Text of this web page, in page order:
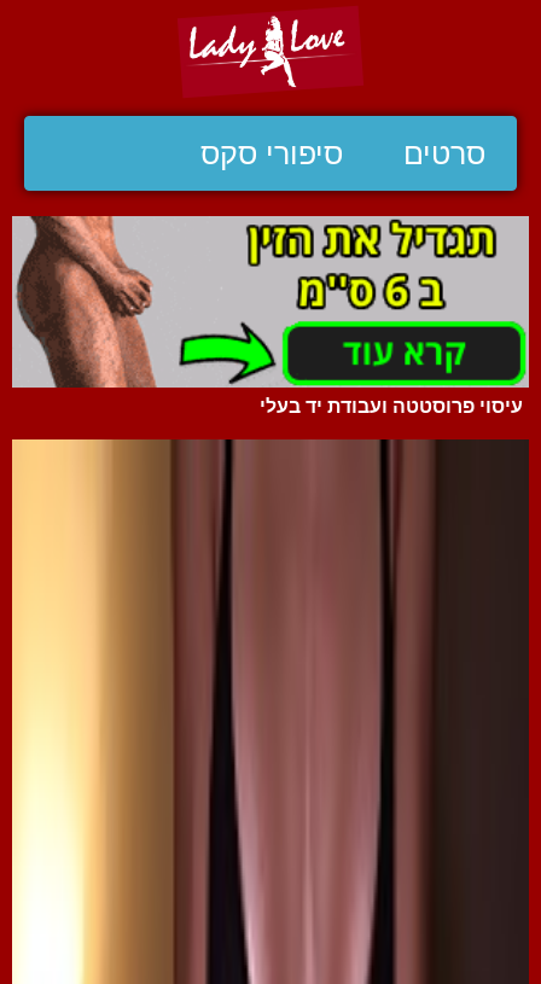
סרטים סיפורי סקס
עיסוי פרוסטטה ועבודת יד בעלי